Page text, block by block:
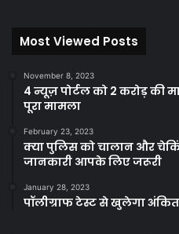
Most Viewed Posts
November 8, 2023
4 न्यूज़ पोर्टल को 2 करोड़ की
पूरा मामला
February 23, 2023
क्या पुलिस को चालान और
जानकारी आपके लिए जरूरी
January 28, 2023
पॉलीग्राफ टेस्ट से खुलेगा